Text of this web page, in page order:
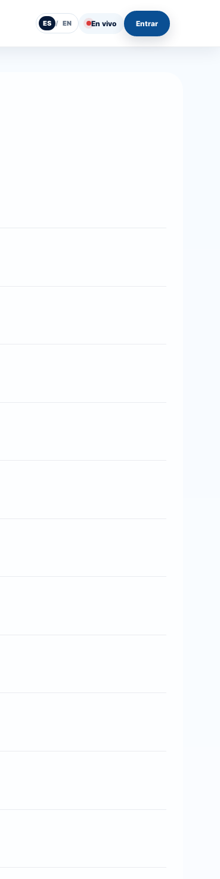
ES / EN En vivo Entrar